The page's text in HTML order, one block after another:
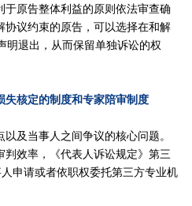
原告整体利益的原则依法审查确
协议约束的原告，可以选择在和解
明退出，从而保留单独诉讼的权
失核定的制度和专家陪审制度
及当事人之间争议的核心问题。
效率，《代表人诉讼规定》第三
申请或者依职权委托第三方专业机